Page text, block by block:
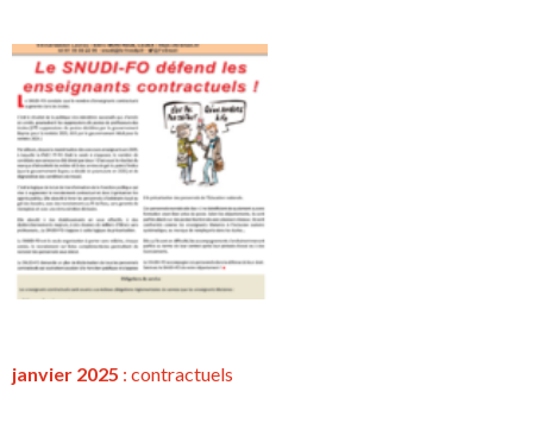
janvier 2025 : contractuels